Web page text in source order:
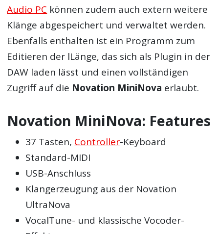
Audio PC können zudem auch extern weitere
Klänge abgespeichert und verwaltet werden.
Ebenfalls enthalten ist ein Programm zum
Editieren der lLänge, das sich als Plugin in der
DAW laden lässt und einen vollständigen
Zugriff auf die Novation MiniNova erlaubt.
Novation MiniNova: Features
37 Tasten, Controller-Keyboard
Standard-MIDI
USB-Anschluss
Klangerzeugung aus der Novation
UltraNova
VocalTune- und klassische Vocoder-